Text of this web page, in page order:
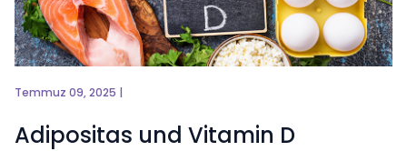
Temmuz 09, 2025 |
Adipositas und Vitamin D